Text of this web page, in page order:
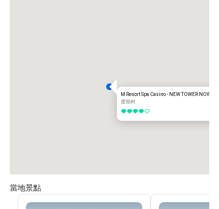
M Resort Spa Casino - NEW TOWER NOW
度假村
4/5
當地景點